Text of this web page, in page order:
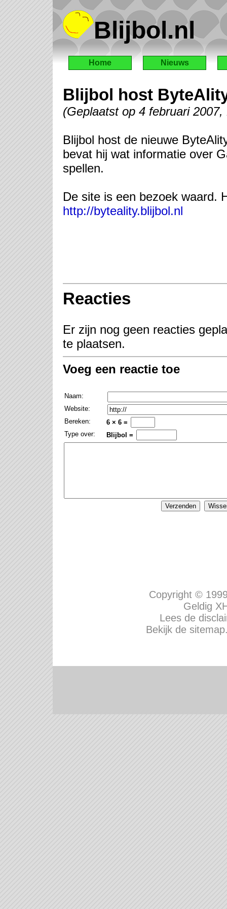
Blijbol.nl
Home Nieuws
Blijbol host
(Geplaatst op 4 februari
Blijbol host de nieuwe
bevat hij wat informatie over
spellen.
De site is een bezoek waard.
http://byteality.blijbol.nl
Reacties
Er zijn nog geen reacties
te plaatsen.
Voeg een reactie toe
Naam:
Website:
Bereken:
6 × 6 =
Type over:
Blijbol =
Copyright ©
Geldig
Lees de
Bekijk de